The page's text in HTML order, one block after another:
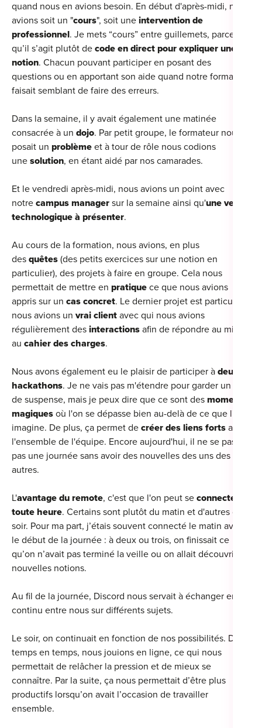
quand nous en avions besoin. En début d'après-midi, nous
avions soit un "cours", soit une intervention de
professionnel. Je mets “cours” entre guillemets, parce
qu’il s’agit plutôt de code en direct pour expliquer une
notion. Chacun pouvant participer en posant des
questions ou en apportant son aide quand notre formateur
faisait semblant de faire des erreurs.
Dans la semaine, il y avait également une matinée
consacrée à un dojo. Par petit groupe, le formateur nous
posait un problème et à tour de rôle nous codions
une solution, en étant aidé par nos camarades.
Et le vendredi après-midi, nous avions un point avec
notre campus manager sur la semaine ainsi qu'une veille
technologique à présenter.
Au cours de la formation, nous avions, en plus
des quêtes (des petits exercices sur une notion en
particulier), des projets à faire en groupe. Cela nous
permettait de mettre en pratique ce que nous avions
appris sur un cas concret. Le dernier projet est particulier :
nous avions un vrai client avec qui nous avions
régulièrement des interactions afin de répondre au mieux
au cahier des charges.
Nous avons également eu le plaisir de participer à deux
hackathons. Je ne vais pas m'étendre pour garder un peu
de suspense, mais je peux dire que ce sont des moments
magiques où l'on se dépasse bien au-delà de ce que l'on
imagine. De plus, ça permet de créer des liens forts avec
l'ensemble de l'équipe. Encore aujourd'hui, il ne se passe
pas une journée sans avoir des nouvelles des uns des
autres.
L'avantage du remote, c'est que l'on peut se connecter à
toute heure. Certains sont plutôt du matin et d'autres du
soir. Pour ma part, j’étais souvent connecté le matin avant
le début de la journée : à deux ou trois, on finissait ce
qu’on n’avait pas terminé la veille ou on allait découvrir de
nouvelles notions.
Au fil de la journée, Discord nous servait à échanger en
continu entre nous sur différents sujets.
Le soir, on continuait en fonction de nos possibilités. De
temps en temps, nous jouions en ligne, ce qui nous
permettait de relâcher la pression et de mieux se
connaître. Par la suite, ça nous permettait d’être plus
productifs lorsqu’on avait l’occasion de travailler
ensemble.